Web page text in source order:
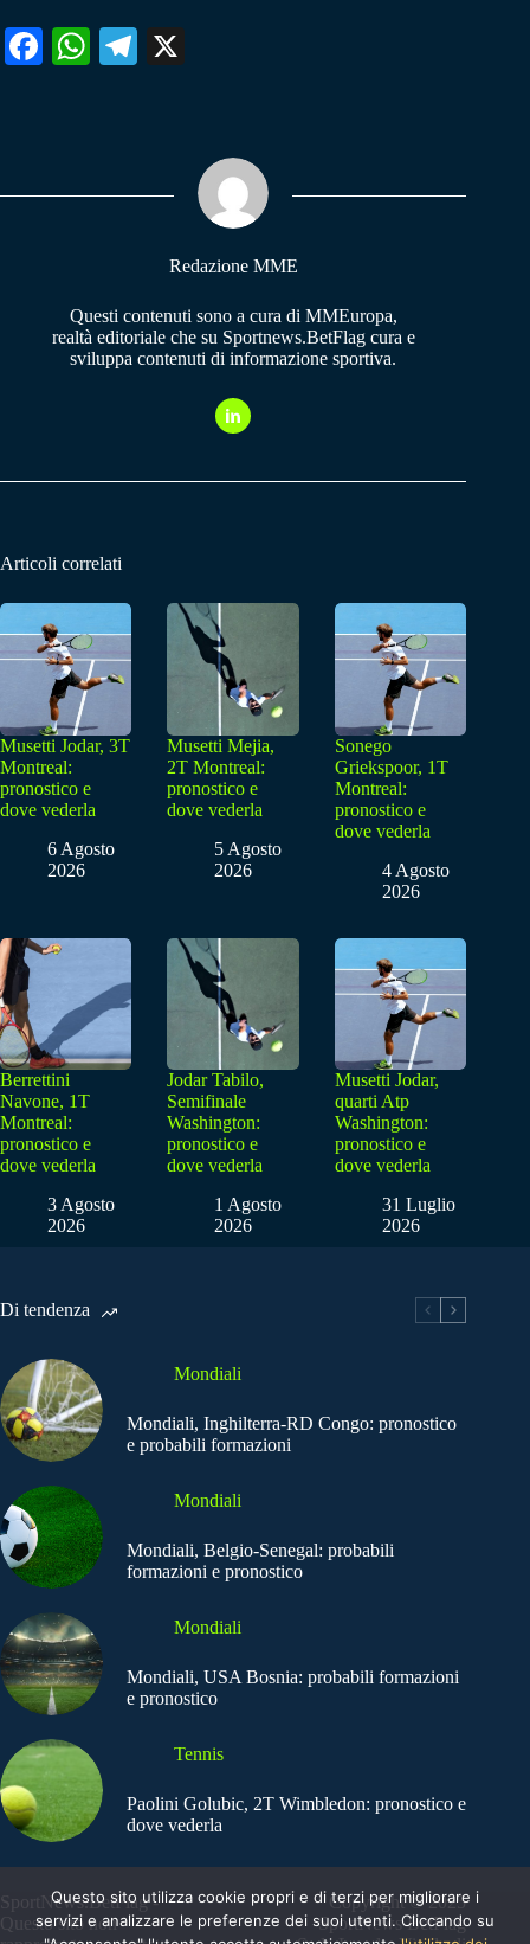
Fa W
pp
Te
m
Redazione MME
Questi contenuti sono a cura di MMEuropa,
realtà editoriale che su Sportnews.BetFlag cura e
sviluppa contenuti di informazione sportiva.
Articoli correlati
Musetti Jodar, 3T
Montreal:
pronostico e
dove vederla
6 Agosto
2026
Musetti Mejia,
2T Montreal:
pronostico e
dove vederla
5 Agosto
2026
Sonego
Griekspoor, 1T
Montreal:
pronostico e
dove vederla
4 Agosto
2026
Berrettini
Navone, 1T
Montreal:
pronostico e
dove vederla
3 Agosto
2026
Jodar Tabilo,
Semifinale
Washington:
pronostico e
dove vederla
1 Agosto
2026
Musetti Jodar,
quarti Atp
Washington:
pronostico e
dove vederla
31 Luglio
2026
Di tendenza
Mondiali
Mondiali, Inghilterra-RD Congo: pronostico
e probabili formazioni
Mondiali
Mondiali, Belgio-Senegal: probabili
formazioni e pronostico
Mondiali
Mondiali, USA Bosnia: probabili formazioni
e pronostico
Tennis
Paolini Golubic, 2T Wimbledon: pronostico e
dove vederla
SportNews.BetFlag -
Questo sito non
Copyright © 2025
SportNews BetFlag
Questo sito utilizza cookie propri e di terzi per migliorare i
servizi e analizzare le preferenze dei suoi utenti. Cliccando su